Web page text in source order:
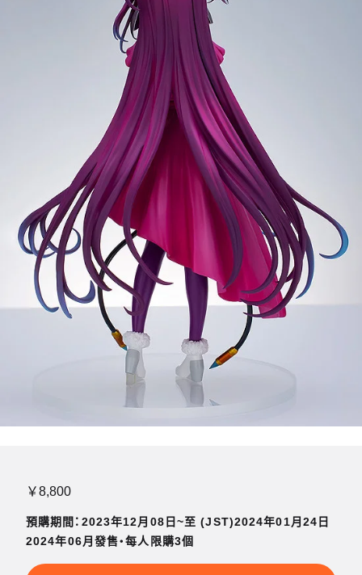
￥8,800
預購期間：2023年12月08日~至 (JST)2024年01月24日
2024年06月發售・每人限購3個